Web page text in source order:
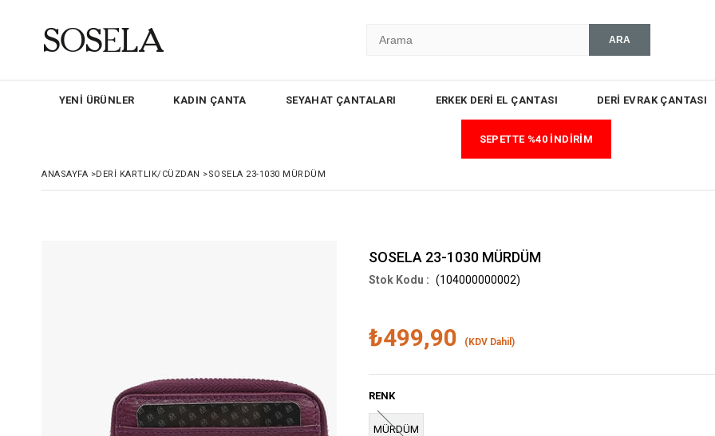
YENİ ÜRÜNLER KADIN ÇANTA SEYAHAT ÇANTALARI ERKEK DERİ EL ÇANTASI DERİ EVRAK ÇANTASI
SEPETTE %40 İNDİRİM
ANASAYFA >DERİ KARTLIK/CÜZDAN >SOSELA 23-1030 MÜRDÜM
SOSELA 23-1030 MÜRDÜM
(104000000002)
₺499,90 (KDV Dahil)
RENK
MÜRDÜM